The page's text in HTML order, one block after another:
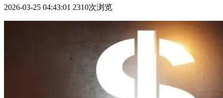
2026-03-25 04:43:01 2310次浏览